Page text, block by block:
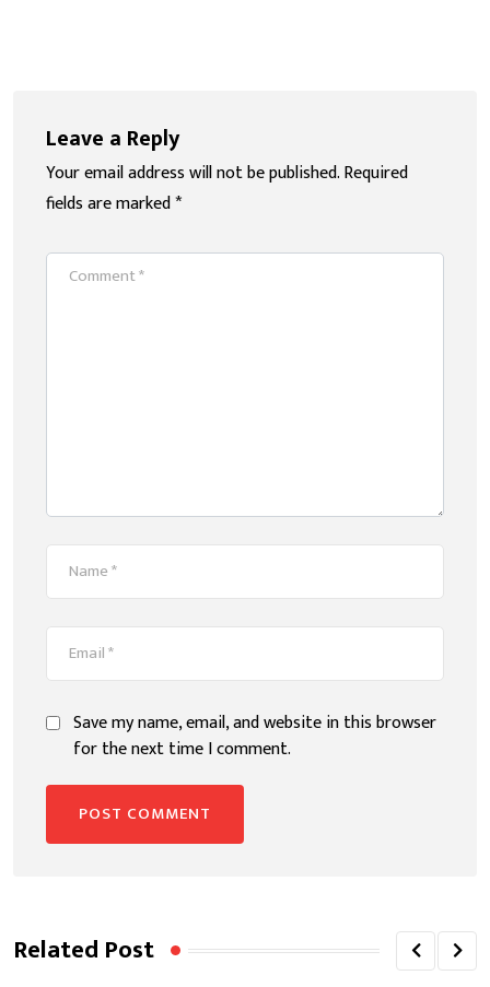
Leave a Reply
Your email address will not be published.Required
fields are marked*
Save my name, email, and website in this browser
for the next time I comment.
Related Post